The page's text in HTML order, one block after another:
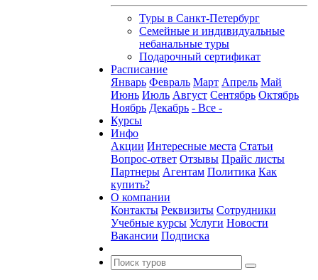
Туры в Санкт-Петербург
Семейные и индивидуальные
небанальные туры
Подарочный сертификат
Расписание
Январь Февраль Март Апрель Май
Июнь Июль Август Сентябрь Октябрь
Ноябрь Декабрь - Все -
Курсы
Инфо
Акции Интересные места Статьи
Вопрос-ответ Отзывы Прайс листы
Партнеры Агентам Политика Как
купить?
О компании
Контакты Реквизиты Сотрудники
Учебные курсы Услуги Новости
Вакансии Подписка